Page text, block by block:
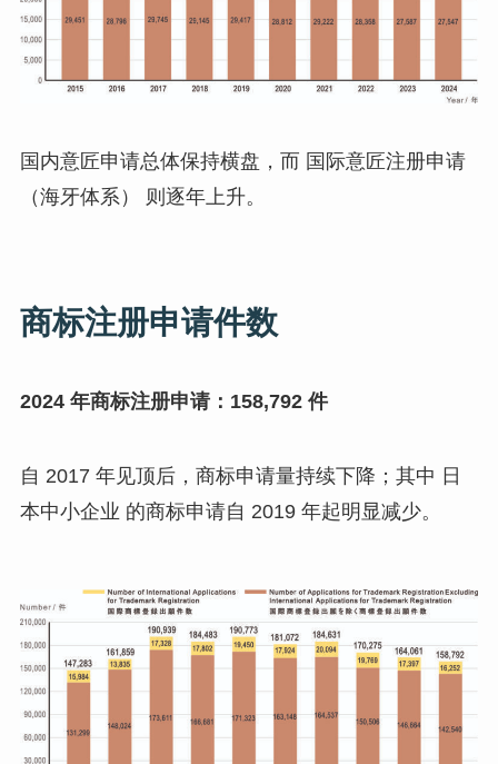
国内意匠申请总体保持横盘，而 国际意匠注册申请
（海牙体系） 则逐年上升。
商标注册申请件数
2024 年商标注册申请：158,792 件
自 2017 年见顶后，商标申请量持续下降；其中 日
本中小企业 的商标申请自 2019 年起明显减少。